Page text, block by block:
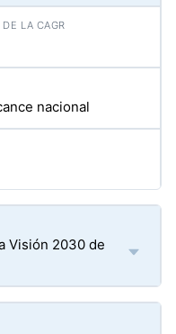
nacional
Visión 2030 de